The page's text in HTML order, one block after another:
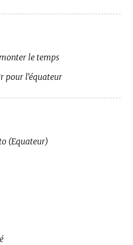
le temps
pour l’équateur
(Equateur)